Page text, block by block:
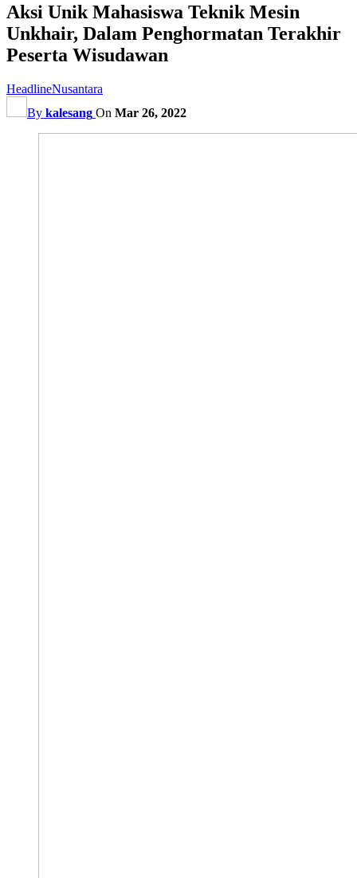
Aksi Unik Mahasiswa Teknik Mesin
Unkhair, Dalam Penghormatan Terakhir
Peserta Wisudawan
HeadlineNusantara
By kalesang On Mar 26, 2022